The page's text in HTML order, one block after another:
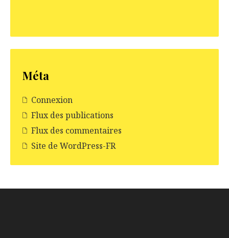
Méta
Connexion
Flux des publications
Flux des commentaires
Site de WordPress-FR